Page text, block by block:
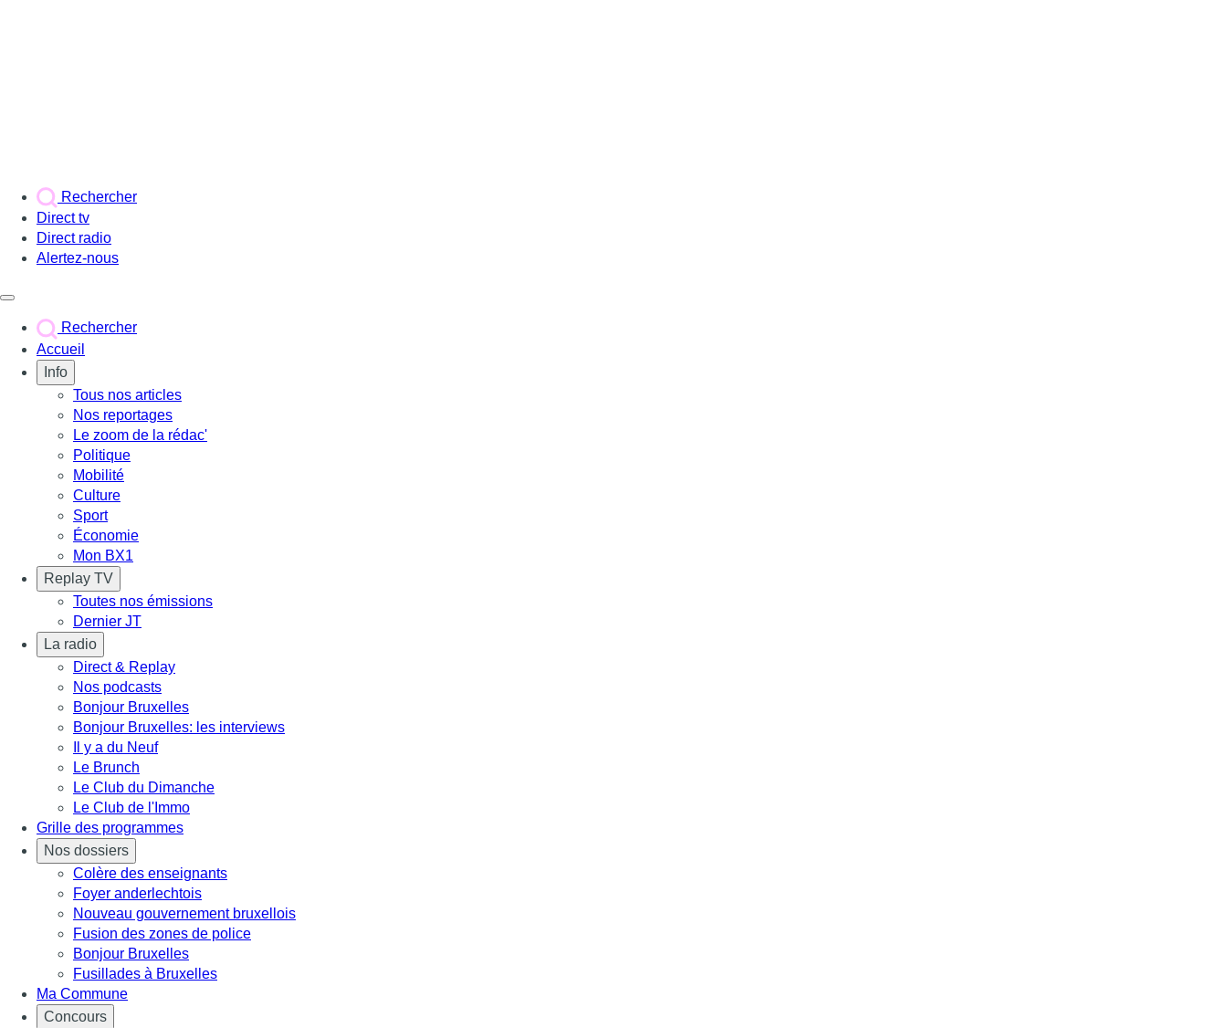
Rechercher
Direct tv
Direct radio
Alertez-nous
Rechercher
Accueil
Info
Tous nos articles
Nos reportages
Le zoom de la rédac'
Politique
Mobilité
Culture
Sport
Économie
Mon BX1
Replay TV
Toutes nos émissions
Dernier JT
La radio
Direct & Replay
Nos podcasts
Bonjour Bruxelles
Bonjour Bruxelles: les interviews
Il y a du Neuf
Le Brunch
Le Club du Dimanche
Le Club de l'Immo
Grille des programmes
Nos dossiers
Colère des enseignants
Foyer anderlechtois
Nouveau gouvernement bruxellois
Fusion des zones de police
Bonjour Bruxelles
Fusillades à Bruxelles
Ma Commune
Concours